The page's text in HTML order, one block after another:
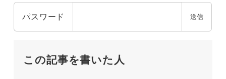
パスワード
この記事を書いた人